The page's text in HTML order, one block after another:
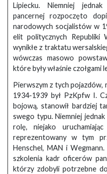
Lipiecku. Niemniej
pancernej rozpoczęto
narodowych socjalistów w
elit politycznych Republiki
wynikłe z traktatu
wówczas masowo
które były właśnie czołgami
Pierwszym z tych pojazdów,
1934-1939 był PzKpfw I.
bojową, stanowił bardziej
swego typu. Niemniej
rolę, niejako uruchamiając
reprezentowany w tym
Henschel, MAN i
szkolenia kadr oficerów
którzy zdobyli potrzebne